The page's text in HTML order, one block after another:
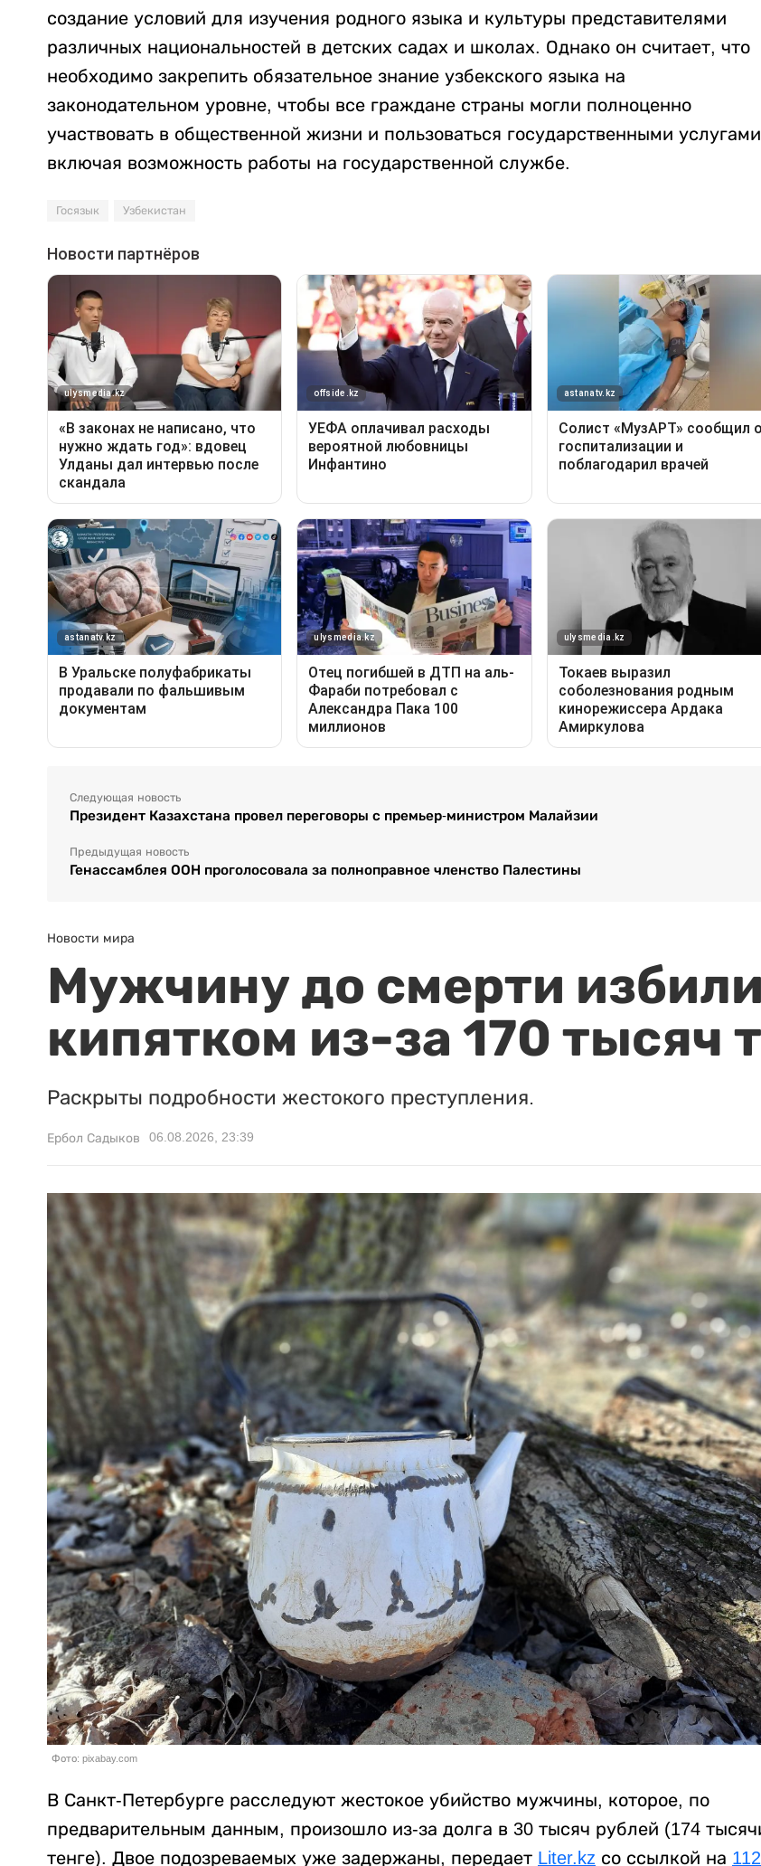
создание условий для изучения родного языка и культуры представителями
различных национальностей в детских садах и школах. Однако он считает, что
необходимо закрепить обязательное знание узбекского языка на
законодательном уровне, чтобы все граждане страны могли полноценно
участвовать в общественной жизни и пользоваться государственными
включая возможность работы на государственной службе.
Госязык Узбекистан
Следующая новость
Президент Казахстана провел переговоры с премьер-министром Малайзии
Предыдущая новость
Генассамблея ООН проголосовала за полноправное членство Палестины
Новости мира
Мужчину до смерти
кипятком из-за 170 тысяч
Раскрыты подробности жестокого преступления.
Ербол Садыков 06.08.2026, 23:39
Фото: pixabay.com
В Санкт-Петербурге расследуют жестокое убийство мужчины, которое, по
предварительным данным, произошло из-за долга в 30 тысяч рублей (174
тенге). Двое подозреваемых уже задержаны, передает Liter.kz со ссылкой на 112